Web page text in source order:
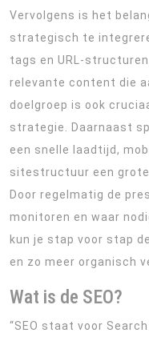
Vervolgens is het
strategisch te
tags en URL-
relevante content die
doelgroep is ook
strategie. Daarnaast
een snelle laadtijd,
sitestructuur een grote
Door regelmatig de
monitoren en waar
kun je stap voor stap
en zo meer organisch
Wat is de SEO?
“SEO staat voor